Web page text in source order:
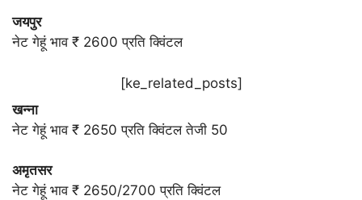
जयपुर
नेट गेहूं भाव ₹ 2600 प्रति क्विंटल
[ke_related_posts]
खन्ना
नेट गेहूं भाव ₹ 2650 प्रति क्विंटल तेजी 50
अमृतसर
नेट गेहूं भाव ₹ 2650/2700 प्रति क्विंटल